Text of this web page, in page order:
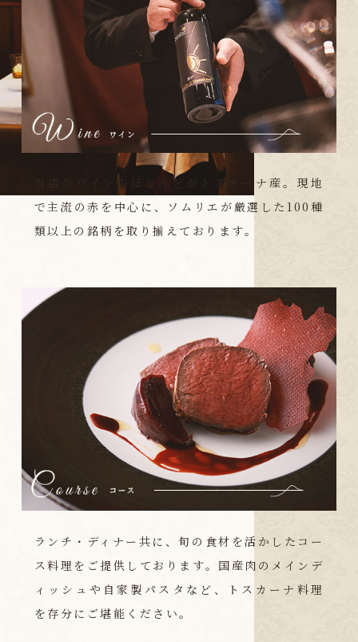
当店のワインのほとんどがトスカーナ産。現地
で主流の赤を中心に、ソムリエが厳選した100種
類以上の銘柄を取り揃えております。
ランチ・ディナー共に、旬の食材を活かしたコー
ス料理をご提供しております。国産肉のメインデ
ィッシュや自家製パスタなど、トスカーナ料理
を存分にご堪能ください。